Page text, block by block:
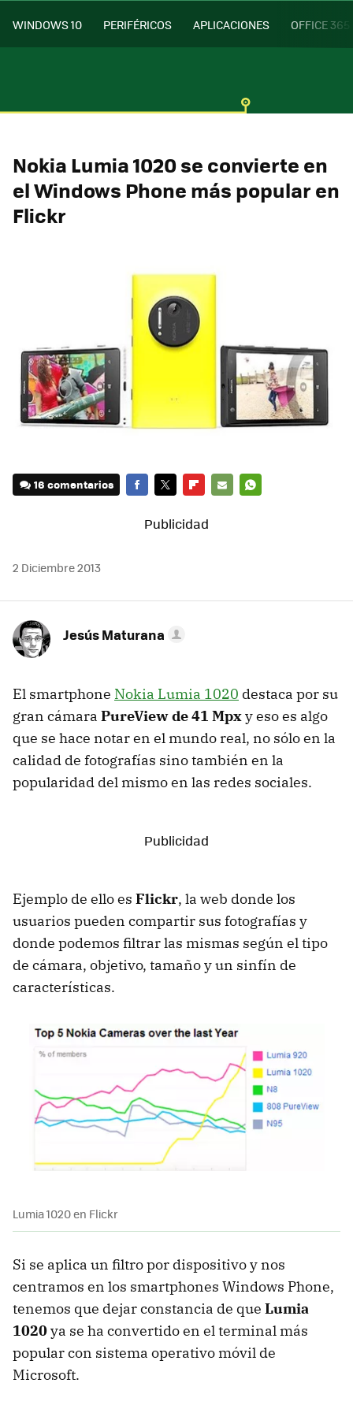
WINDOWS 10 PERIFÉRICOS APLICACIONES OFFICE 365
Nokia Lumia 1020 se convierte en
el Windows Phone más popular en
Flickr
16 comentarios
2 Diciembre 2013
Jesús Maturana
El smartphone Nokia Lumia 1020 destaca por su
gran cámara PureView de 41 Mpxy eso es algo
que se hace notar en el mundo real, no sólo en la
calidad de fotografías sino también en la
popularidad del mismo en las redes sociales.
Ejemplo de ello es Flickr, la web donde los
usuarios pueden compartir sus fotografías y
donde podemos filtrar las mismas según el tipo
de cámara, objetivo, tamaño y un sinfín de
características.
Lumia 1020 en Flickr
Si se aplica un filtro por dispositivo y nos
centramos en los smartphones Windows Phone,
tenemos que dejar constancia de que Lumia
1020ya se ha convertido en el terminal más
popular con sistema operativo móvil de
Microsoft.